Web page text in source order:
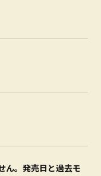
ん。発売日と過去モ